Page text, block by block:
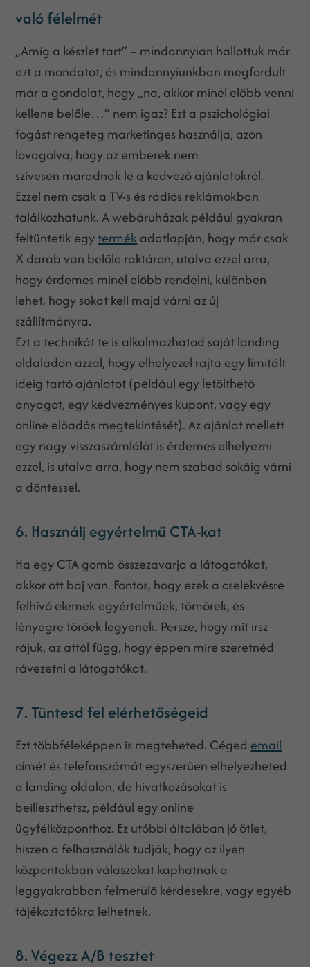
való félelmét
„Amíg a készlet tart” – mindannyian hallottuk már
ezt a mondatot, és mindannyiunkban megfordult
már a gondolat, hogy „na, akkor minél előbb venni
kellene belőle…” nem igaz? Ezt a pszichológiai
fogást rengeteg marketinges használja, azon
lovagolva, hogy az emberek nem
szívesen maradnak le a kedvező ajánlatokról.
Ezzel nem csak a TV-s és rádiós reklámokban
találkozhatunk. A webáruházak például gyakran
feltüntetik egytermékadatlapján, hogy már csak
X darab van belőle raktáron, utalva ezzel arra,
hogy érdemes minél előbb rendelni, különben
lehet, hogy sokat kell majd várni az új
szállítmányra.
Ezt a technikát te is alkalmazhatod saját landing
oldaladon azzal, hogy elhelyezel rajta egy limitált
ideig tartó ajánlatot (például egy letölthető
anyagot, egy kedvezményes kupont, vagy egy
online előadás megtekintését). Az ajánlat mellett
egy nagy visszaszámlálót is érdemes elhelyezni
ezzel, is utalva arra, hogy nem szabad sokáig várni
a döntéssel.
6. Használj egyértelmű CTA-kat
Ha egy CTA gomb összezavarja a látogatókat,
akkor ott baj van. Fontos, hogy ezek a cselekvésre
felhívó elemek egyértelműek, tömörek, és
lényegre törőek legyenek. Persze, hogy mit írsz
rájuk, az attól függ, hogy éppen mire szeretnéd
rávezetni a látogatókat.
7. Tüntesd fel elérhetőségeid
Ezt többféleképpen is megteheted. Céged email
címét és telefonszámát egyszerűen elhelyezheted
a landing oldalon, de hivatkozásokat is
beilleszthetsz, például egy online
ügyfélközponthoz. Ez utóbbi általában jó ötlet,
hiszen a felhasználók tudják, hogy az ilyen
központokban válaszokat kaphatnak a
leggyakrabban felmerülő kérdésekre, vagy egyéb
tájékoztatókra lelhetnek.
8. Végezz A/B tesztet